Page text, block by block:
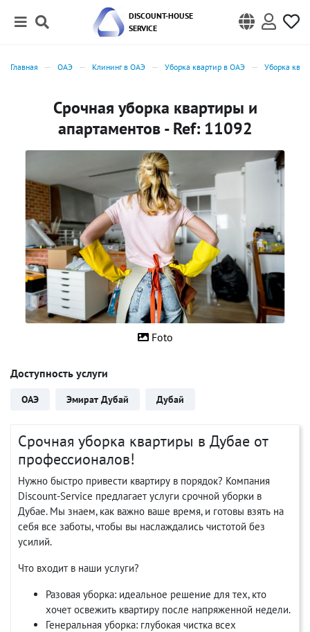
DISCOUNT-HOUSE
SERVICE
Главная ОАЭ Клининг в ОАЭ Уборка квартир в ОАЭ Уборка
Срочная уборка квартиры и
апартаментов - Ref: 11092
Foto
Доступность услуги
ОАЭ Эмират Дубай Дубай
Срочная уборка квартиры в Дубае от
профессионалов!
Нужно быстро привести квартиру в порядок? Компания
Discount-Service предлагает услуги срочной уборки в
Дубае. Мы знаем, как важно ваше время, и готовы взять на
себя все заботы, чтобы вы наслаждались чистотой без
усилий.
Что входит в наши услуги?
Разовая уборка: идеальное решение для тех, кто
хочет освежить квартиру после напряженной недели.
Генеральная уборка: глубокая чистка всех